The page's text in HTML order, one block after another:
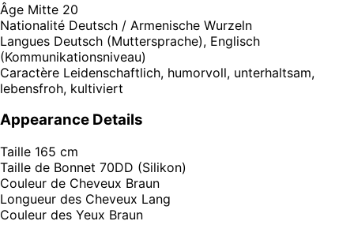
Âge Mitte 20
Nationalité Deutsch / Armenische Wurzeln
Langues Deutsch (Muttersprache), Englisch
(Kommunikationsniveau)
Caractère Leidenschaftlich, humorvoll, unterhaltsam,
lebensfroh, kultiviert
Appearance Details
Taille 165 cm
Taille de Bonnet 70DD (Silikon)
Couleur de Cheveux Braun
Longueur des Cheveux Lang
Couleur des Yeux Braun